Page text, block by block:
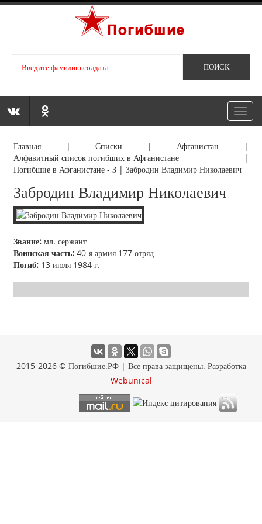
Главная |Списки | Афганистан |
Алфавитный список погибших в Афганистане |
Погибшие в Афганистане - З |Забродин Владимир Николаевич
Забродин Владимир Николаевич
Звание: мл. сержант
Воинская часть: 40-я армия 177 отряд
Погиб: 13 июля 1984 г.
2015-2026 © Погибшие.РФ | Все права защищены. Разработка
Webunical